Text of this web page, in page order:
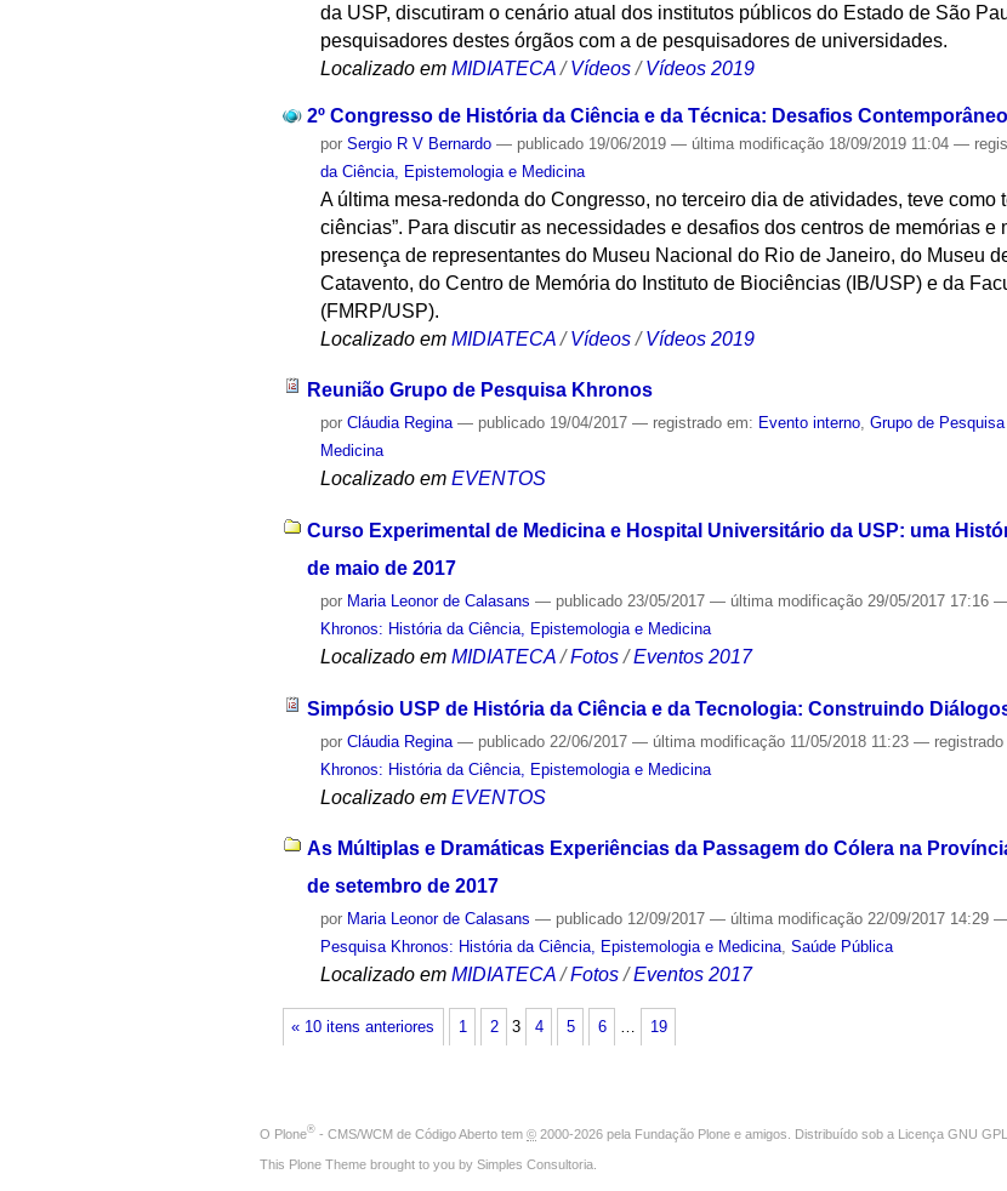
da USP, discutiram o cenário atual dos institutos públicos do Estado de São
pesquisadores destes órgãos com a de pesquisadores de universidades.
Localizado em MIDIATECA /Vídeos /Vídeos 2019
2º Congresso de História da Ciência e da Técnica: Desafios
porSergio R V Bernardo — publicado 19/06/2019— última modificação 18/09/2019 11:04—
da Ciência, Epistemologia e Medicina
A última mesa-redonda do Congresso, no terceiro dia de atividades, teve como
ciências”. Para discutir as necessidades e desafios dos centros de memórias e
presença de representantes do Museu Nacional do Rio de Janeiro, do Museu
Catavento, do Centro de Memória do Instituto de Biociências (IB/USP) e da
(FMRP/USP).
Localizado em MIDIATECA /Vídeos /Vídeos 2019
Reunião Grupo de Pesquisa Khronos
porCláudia Regina — publicado 19/04/2017— registrado em: Evento interno,Grupo de
Medicina
Localizado em EVENTOS
Curso Experimental de Medicina e Hospital Universitário da USP: uma
de maio de 2017
por Maria Leonor de Calasans — publicado 23/05/2017— última modificação 29/05/2017 17:16—
Khronos: História da Ciência, Epistemologia e Medicina
Localizado em MIDIATECA /Fotos /Eventos 2017
Simpósio USP de História da Ciência e da Tecnologia: Construindo
porCláudia Regina — publicado 22/06/2017— última modificação 11/05/2018 11:23— registrado
Khronos: História da Ciência, Epistemologia e Medicina
Localizado em EVENTOS
As Múltiplas e Dramáticas Experiências da Passagem do Cólera na
de setembro de 2017
por Maria Leonor de Calasans — publicado 12/09/2017— última modificação 22/09/2017 14:29—
Pesquisa Khronos: História da Ciência, Epistemologia e Medicina,Saúde Pública
Localizado em MIDIATECA /Fotos /Eventos 2017
« 10 itens anteriores 1 2 3 4 5 6 19
O Plone® - CMS/WCM de Código Aberto tem © 2000-2026 pela Fundação Plone e amigos. Distribuído sob a Licença GNU GPL
This Plone Theme brought to you by Simples Consultoria